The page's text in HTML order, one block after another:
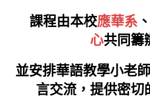
課程由本校應華系、
心共同籌
並安排華語教學小老師
言交流， 提供密切